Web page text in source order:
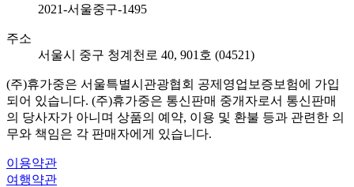
2021-서울중구-1495
주소
서울시 중구 청계천로 40, 901호 (04521)
(주)휴가중은 서울특별시관광협회 공제영업보증보험에 가입
되어 있습니다. (주)휴가중은 통신판매 중개자로서 통신판매
의 당사자가 아니며 상품의 예약, 이용 및 환불 등과 관련한 의
무와 책임은 각 판매자에게 있습니다.
이용약관
여행약관